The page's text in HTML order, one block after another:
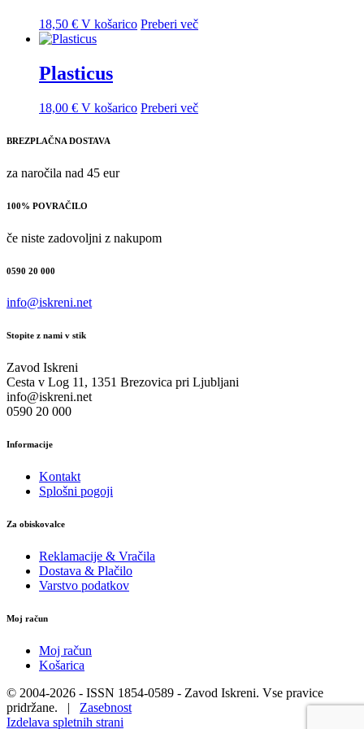
18,50 € V košarico Preberi več
Plasticus
18,00 € V košarico Preberi več
BREZPLAČNA DOSTAVA
za naročila nad 45 eur
100% POVRAČILO
če niste zadovoljni z nakupom
0590 20 000
info@iskreni.net
Stopite z nami v stik
Zavod Iskreni
Cesta v Log 11, 1351 Brezovica pri Ljubljani
info@iskreni.net
0590 20 000
Informacije
Kontakt
Splošni pogoji
Za obiskovalce
Reklamacije & Vračila
Dostava & Plačilo
Varstvo podatkov
Moj račun
Moj račun
Košarica
© 2004-2026 - ISSN 1854-0589 - Zavod Iskreni. Vse pravice
pridržane. | Zasebnost
Izdelava spletnih strani